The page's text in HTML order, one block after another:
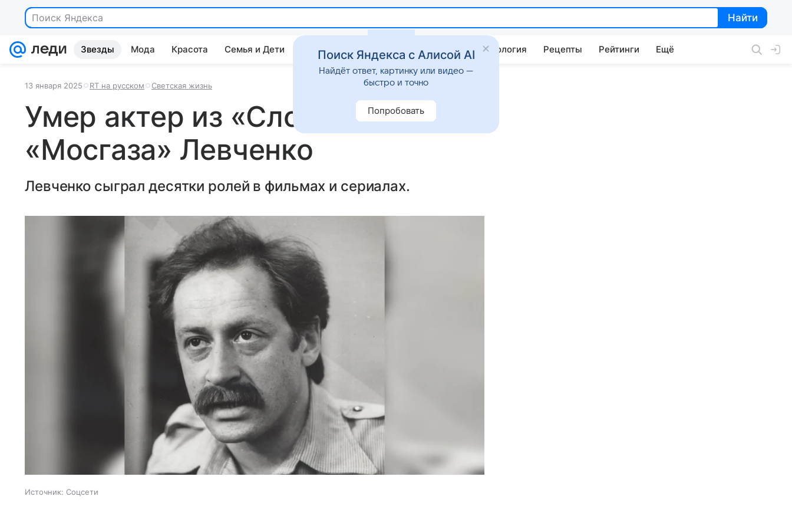
Найти
Найти
Звезды Мода Красота Семья и Дети Дом Гороскопы Стиль жизни Психология Рецепты Рейтинги Ещё
13 января 2025 RT на русском Светская жизнь
Умер актер из «Слова пацана» и
«Мосгаза» Левченко
Левченко сыграл десятки ролей в фильмах и сериалах.
Источник: Соцсети
Поиск Яндекса с Алисой AI
Найдёт ответ, картинку или видео —
быстро и точно
Попробовать